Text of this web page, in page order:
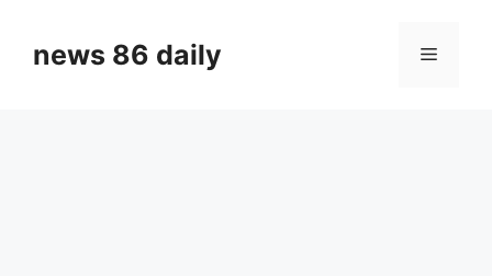
contentnews 86 daily Menu